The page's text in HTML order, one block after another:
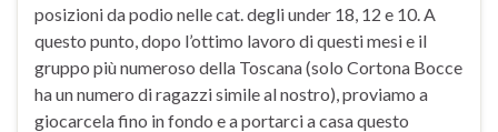
posizioni da podio nelle cat. degli under 18, 12 e 10. A
questo punto, dopo l’ottimo lavoro di questi mesi e il
gruppo più numeroso della Toscana (solo Cortona Bocce
ha un numero di ragazzi simile al nostro), proviamo a
giocarcela fino in fondo e a portarci a casa questo